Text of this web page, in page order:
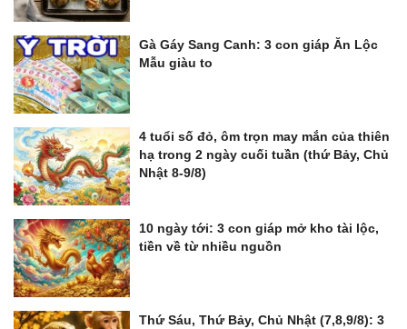
Gà Gáy Sang Canh: 3 con giáp Ăn Lộc
Mẫu giàu to
4 tuổi số đỏ, ôm trọn may mắn của thiên
hạ trong 2 ngày cuối tuần (thứ Bảy, Chủ
Nhật 8-9/8)
10 ngày tới: 3 con giáp mở kho tài lộc,
tiền về từ nhiều nguồn
Thứ Sáu, Thứ Bảy, Chủ Nhật (7,8,9/8): 3